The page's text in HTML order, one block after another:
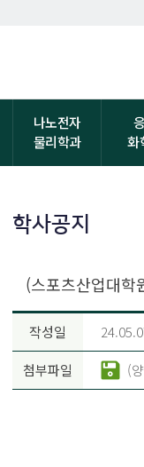
나노전자
물리학과
화
학사공지
(스포츠산업대학
작성일
첨부파일 (